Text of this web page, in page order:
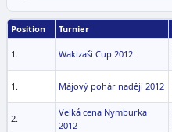
Position Turnier
1. Wakizaši Cup 2012
1. Májový pohár nadějí 2012
2.
Velká cena Nymburka
2012